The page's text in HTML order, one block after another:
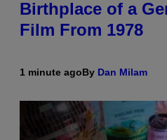
Birthplace of a
Film From 1978
1 minute agoBy Dan Milam